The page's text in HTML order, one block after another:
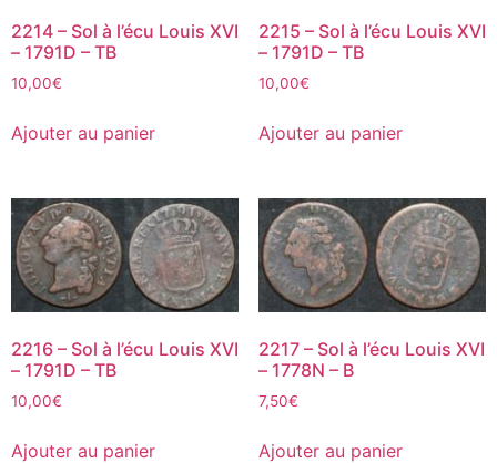
2214 – Sol à l’écu Louis XVI
– 1791D – TB
10,00€
Ajouter au panier
2215 – Sol à l’écu Louis XVI
– 1791D – TB
10,00€
Ajouter au panier
2216 – Sol à l’écu Louis XVI
– 1791D – TB
10,00€
Ajouter au panier
2217 – Sol à l’écu Louis XVI
– 1778N – B
7,50€
Ajouter au panier